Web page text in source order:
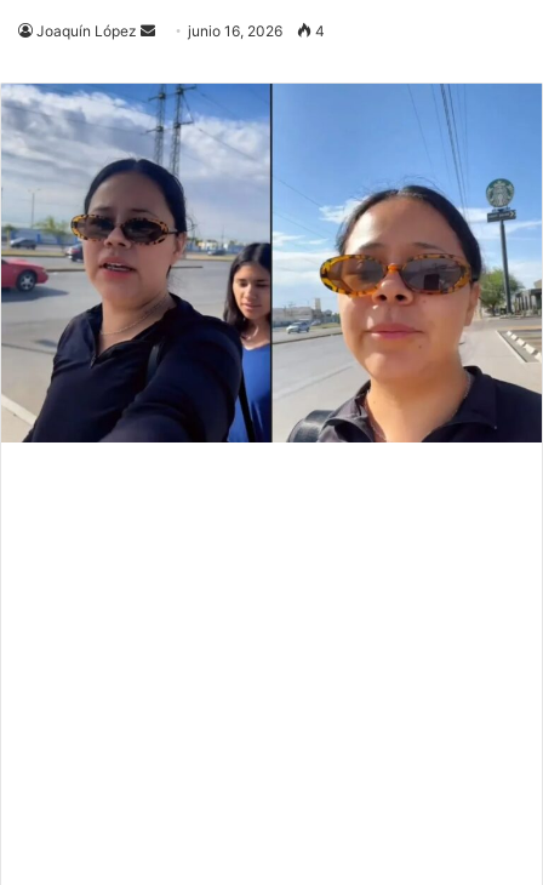
Joaquín López
Send
email
junio 16, 2026 4